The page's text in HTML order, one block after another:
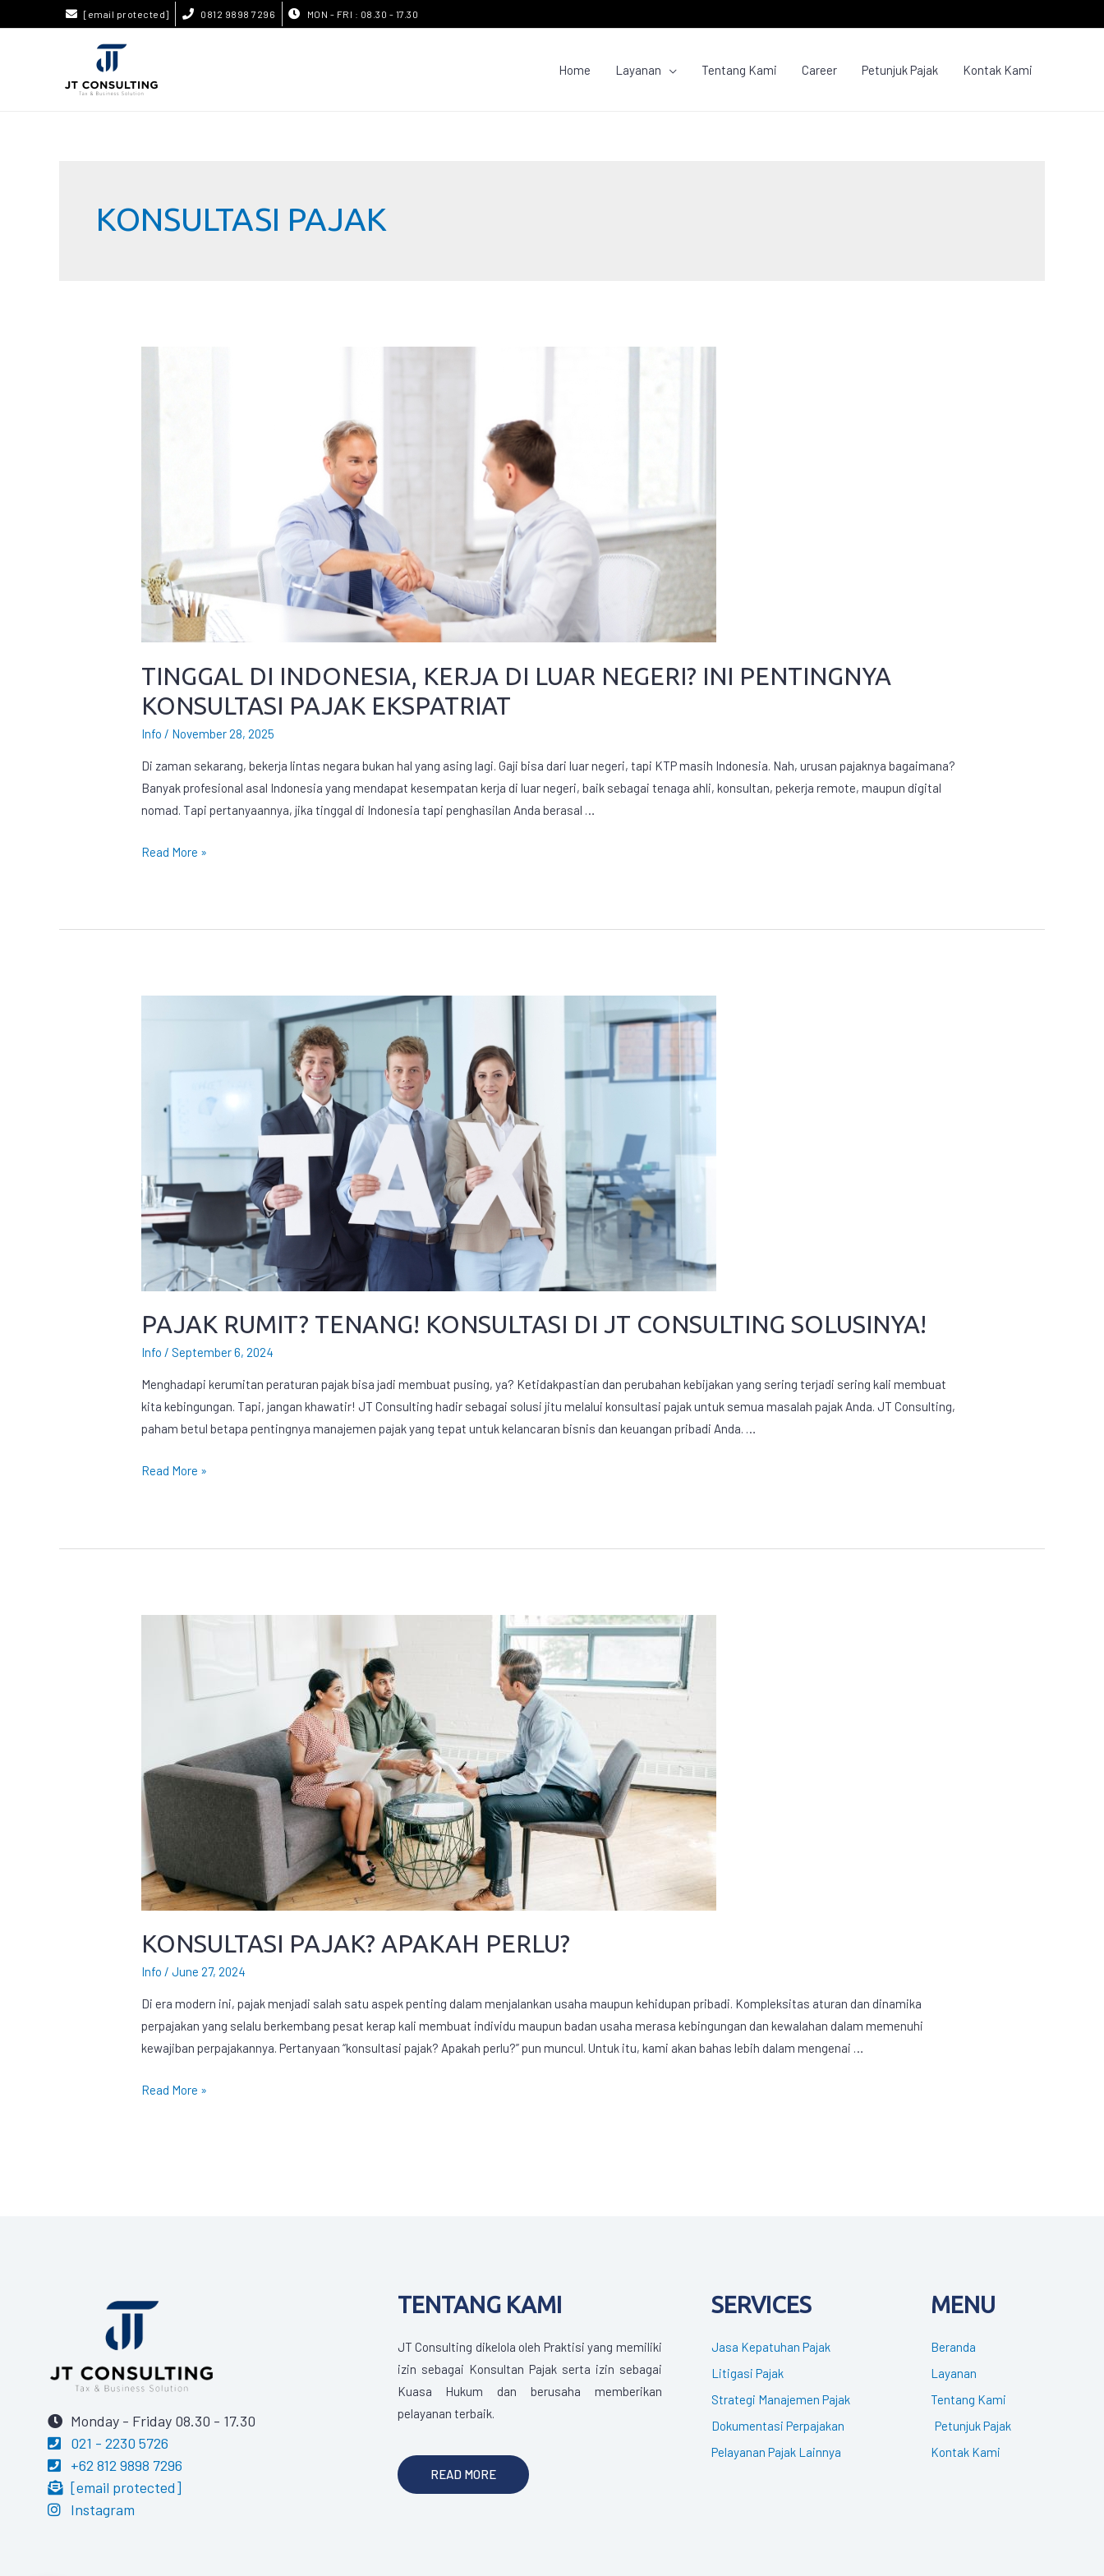
[email protected] 0812 9898 7296 MON - FRI : 08.30 - 17.30
Home Layanan Tentang Kami Career Petunjuk Pajak Kontak Kami
KONSULTASI PAJAK
TINGGAL DI INDONESIA, KERJA DI LUAR NEGERI? INI PENTINGNYA
KONSULTASI PAJAK EKSPATRIAT
Info / November 28, 2025
Di zaman sekarang, bekerja lintas negara bukan hal yang asing lagi. Gaji bisa dari luar negeri, tapi KTP masih Indonesia. Nah, urusan pajaknya bagaimana?
Banyak profesional asal Indonesia yang mendapat kesempatan kerja di luar negeri, baik sebagai tenaga ahli, konsultan, pekerja remote, maupun digital
nomad. Tapi pertanyaannya, jika tinggal di Indonesia tapi penghasilan Anda berasal …
Read More »
PAJAK RUMIT? TENANG! KONSULTASI DI JT CONSULTING SOLUSINYA!
Info / September 6, 2024
Menghadapi kerumitan peraturan pajak bisa jadi membuat pusing, ya? Ketidakpastian dan perubahan kebijakan yang sering terjadi sering kali membuat
kita kebingungan. Tapi, jangan khawatir! JT Consulting hadir sebagai solusi jitu melalui konsultasi pajak untuk semua masalah pajak Anda. JT Consulting,
paham betul betapa pentingnya manajemen pajak yang tepat untuk kelancaran bisnis dan keuangan pribadi Anda. …
Read More »
KONSULTASI PAJAK? APAKAH PERLU?
Info /June 27, 2024
Di era modern ini, pajak menjadi salah satu aspek penting dalam menjalankan usaha maupun kehidupan pribadi. Kompleksitas aturan dan dinamika
perpajakan yang selalu berkembang pesat kerap kali membuat individu maupun badan usaha merasa kebingungan dan kewalahan dalam memenuhi
kewajiban perpajakannya. Pertanyaan “konsultasi pajak? Apakah perlu?” pun muncul. Untuk itu, kami akan bahas lebih dalam mengenai …
Read More »
Monday - Friday 08.30 - 17.30
021 - 2230 5726
+62 812 9898 7296
[email protected]
Instagram
TENTANG KAMI
JT Consulting dikelola oleh Praktisi yang memiliki
izin sebagai Konsultan Pajak serta izin sebagai
Kuasa Hukum dan berusaha memberikan
pelayanan terbaik.
READ MORE
SERVICES
Jasa Kepatuhan Pajak
Litigasi Pajak
Strategi Manajemen Pajak
Dokumentasi Perpajakan
Pelayanan Pajak Lainnya
MENU
Beranda
Layanan
Tentang Kami
Petunjuk Pajak
Kontak Kami